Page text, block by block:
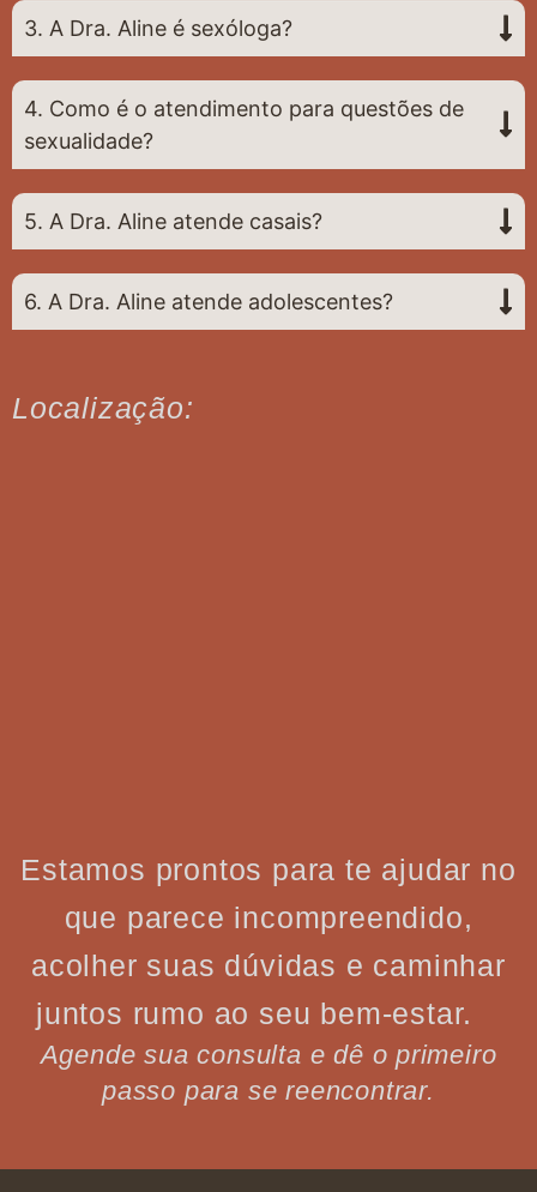
3. A Dra. Aline é sexóloga?
4. Como é o atendimento para questões de
sexualidade?
5. A Dra. Aline atende casais?
6. A Dra. Aline atende adolescentes?
Localização:
Estamos prontos para te ajudar no
que parece incompreendido,
acolher suas dúvidas e caminhar
juntos rumo ao seu bem-estar.
Agende sua consulta e dê o primeiro
passo para se reencontrar.